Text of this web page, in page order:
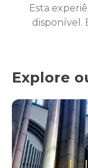
Esta
disponível.
Explore